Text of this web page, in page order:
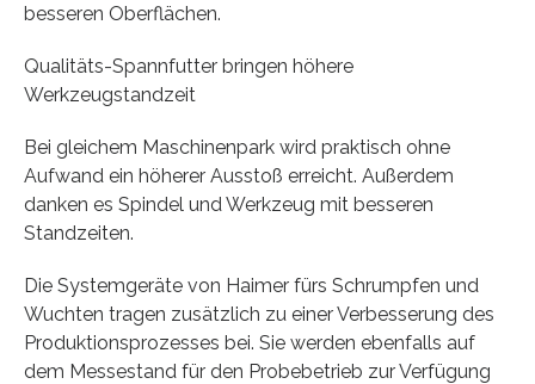
besseren Oberflächen.
Qualitäts-Spannfutter bringen höhere
Werkzeugstandzeit
Bei gleichem Maschinenpark wird praktisch ohne
Aufwand ein höherer Ausstoß erreicht. Außerdem
danken es Spindel und Werkzeug mit besseren
Standzeiten.
Die Systemgeräte von Haimer fürs Schrumpfen und
Wuchten tragen zusätzlich zu einer Verbesserung des
Produktionsprozesses bei. Sie werden ebenfalls auf
dem Messestand für den Probebetrieb zur Verfügung